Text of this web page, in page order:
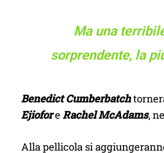
Ma una
sorprendente, la
Benedict Cumberbatch
EjioforeRachel McAdams,
Alla pellicola si